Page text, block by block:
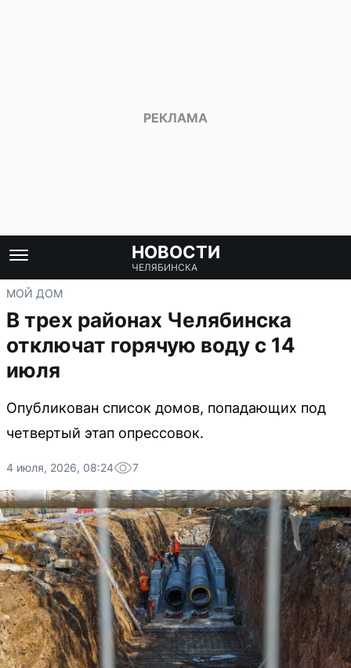
НОВОСТИ
ЧЕЛЯБИНСКА
МОЙ ДОМ
В трех районах Челябинска
отключат горячую воду с 14
июля
Опубликован список домов, попадающих под
четвертый этап опрессовок.
4 июля, 2026, 08:24 7